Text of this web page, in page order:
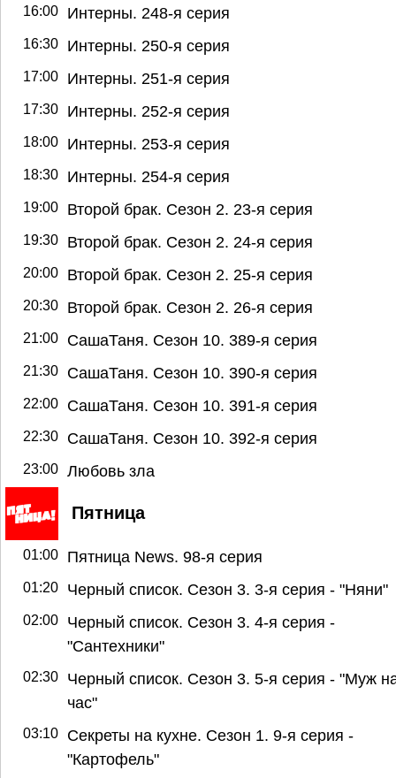
16:00 Интерны. 248-я серия
16:30 Интерны. 250-я серия
17:00 Интерны. 251-я серия
17:30 Интерны. 252-я серия
18:00 Интерны. 253-я серия
18:30 Интерны. 254-я серия
19:00 Второй брак. Сезон 2. 23-я серия
19:30 Второй брак. Сезон 2. 24-я серия
20:00 Второй брак. Сезон 2. 25-я серия
20:30 Второй брак. Сезон 2. 26-я серия
21:00 СашаТаня. Сезон 10. 389-я серия
21:30 СашаТаня. Сезон 10. 390-я серия
22:00 СашаТаня. Сезон 10. 391-я серия
22:30 СашаТаня. Сезон 10. 392-я серия
23:00 Любовь зла
Пятница
01:00 Пятница News. 98-я серия
01:20 Черный список. Сезон 3. 3-я серия - "Няни"
02:00
Черный список. Сезон 3. 4-я серия -
"Сантехники"
02:30
Черный список. Сезон 3. 5-я серия - "Муж
час"
03:10
Секреты на кухне. Сезон 1. 9-я серия -
"Картофель"